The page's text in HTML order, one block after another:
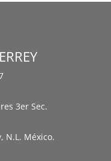
3er Sec.
N.L. México.